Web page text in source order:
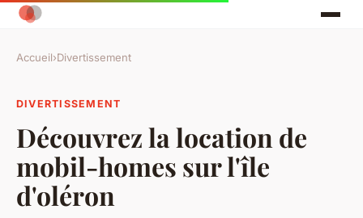
Accueil›Divertissement
DIVERTISSEMENT
Découvrez la location de
mobil-homes sur l'île
d'oléron